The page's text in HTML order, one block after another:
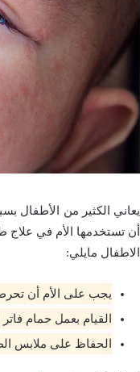
يعاني الكثير من الأطفال
أن تستخدمها الأم في علاج
الاطفال مايلي:
يجب على الأم أن
القيام بعمل حمام
الحفاظ على ملابس